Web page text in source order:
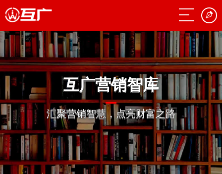
互广营销智库
汇聚营销智慧，点亮财富之路